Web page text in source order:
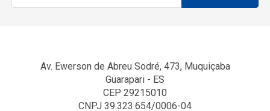
Av. Ewerson de Abreu Sodré, 473, Muquiçaba
Guarapari - ES
CEP 29215010
CNPJ 39.323.654/0006-04